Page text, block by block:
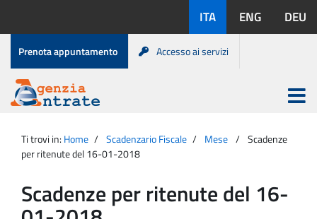
contenuto
disponibili:
ITA ENG DEU
Menu
di
servizio
Prenota appuntamento Accesso ai servizi
Agenzia
Entrate
Apri
menu
principale
Ti trovi in: Home Scadenzario Fiscale Mese
Scadenze
per ritenute del 16-01-2018
Scadenze per ritenute del 16-